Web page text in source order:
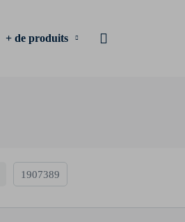
+ de produits
1907389